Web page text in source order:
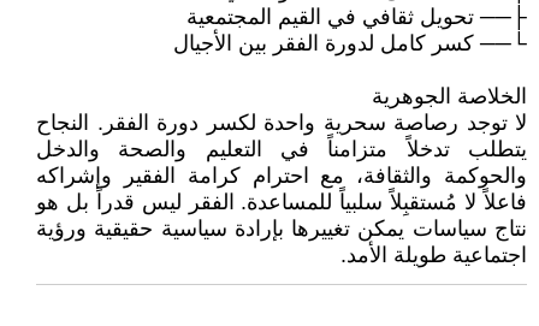
├── تحويل ثقافي في القيم المجتمعية
└── كسر كامل لدورة الفقر بين الأجيال
الخلاصة الجوهرية
لا توجد رصاصة سحرية واحدة لكسر دورة الفقر. النجاح
يتطلب تدخلاً متزامناً في التعليم والصحة والدخل
والحوكمة والثقافة، مع احترام كرامة الفقير وإشراكه
فاعلاً لا مُستقبِلاً سلبياً للمساعدة. الفقر ليس قدراً بل هو
نتاج سياسات يمكن تغييرها بإرادة سياسية حقيقية ورؤية
اجتماعية طويلة الأمد.